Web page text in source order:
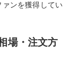
ンを獲得してい
場・注文方